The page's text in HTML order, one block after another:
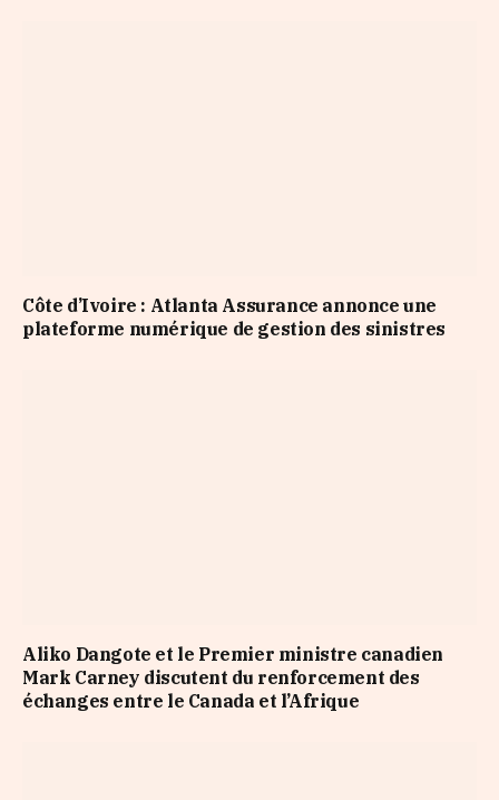
Côte d’Ivoire : Atlanta Assurance annonce une
plateforme numérique de gestion des sinistres
Aliko Dangote et le Premier ministre canadien
Mark Carney discutent du renforcement des
échanges entre le Canada et l’Afrique